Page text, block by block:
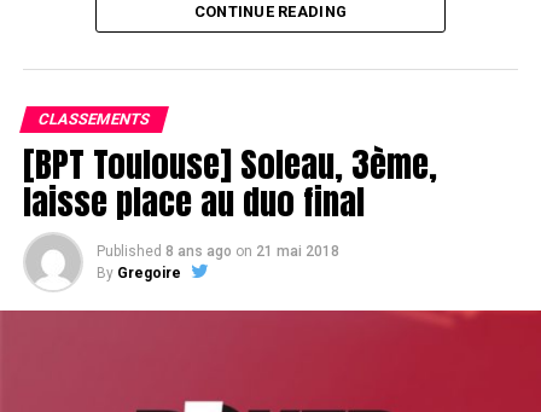
Le champagne va réchauffer si les deux finalistes ne se décident pas !
CONTINUE READING
CLASSEMENTS
[BPT Toulouse] Soleau, 3ème,
laisse place au duo final
Published 8 ans ago on 21 mai 2018
By Gregoire